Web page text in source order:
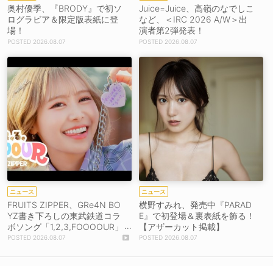
奥村優季、『BRODY』で初ソ
ログラビア＆限定版表紙に登
場！
2026.08.07
Juice=Juice、高嶺のなでしこ
など、＜IRC 2026 A/W＞出
演者第2弾発表！
2026.08.07
ニュース
FRUITS ZIPPER、GRe4N BO
YZ書き下ろしの東武鉄道コラ
ボソング「1,2,3,FOOOOUR」
をリリース＆MV公開！
2026.08.07
ニュース
横野すみれ、発売中『PARAD
E』で初登場＆裏表紙を飾る！
【アザーカット掲載】
2026.08.07